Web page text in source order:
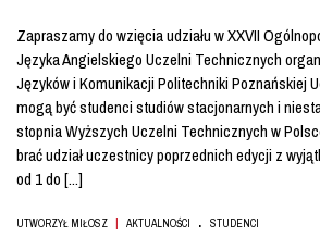
Zapraszamy do wzięcia udziału w XXVII
Języka Angielskiego Uczelni Technicznych
Języków i Komunikacji Politechniki Poznańskiej
mogą być studenci studiów stacjonarnych i
stopnia Wyższych Uczelni Technicznych w
brać udział uczestnicy poprzednich edycji z
od 1 do [...]
UTWORZYŁ MIŁOSZ | AKTUALNOŚCI . STUDENCI